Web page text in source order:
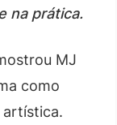
na prática.
MJ
como
artística.